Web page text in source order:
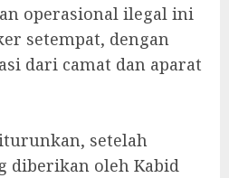
operasional ilegal ini
setempat, dengan
dari camat dan aparat
setelah
diberikan oleh Kabid